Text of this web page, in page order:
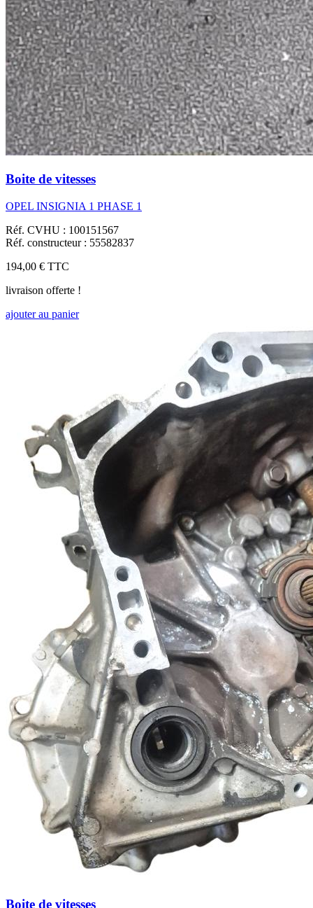
Boite de vitesses
OPEL INSIGNIA 1 PHASE 1
Réf. CVHU : 100151567
Réf. constructeur : 55582837
194,00 € TTC
livraison offerte !
ajouter au panier
Boite de vitesses